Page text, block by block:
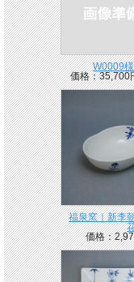
W0009
価格：35,700
福泉窯｜新李
価格：